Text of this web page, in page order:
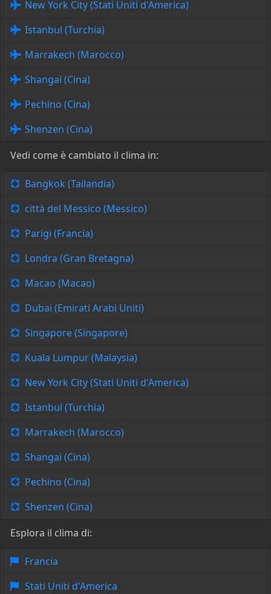
New York City (Stati Uniti d'America)
Istanbul (Turchia)
Marrakech (Marocco)
Shangai (Cina)
Pechino (Cina)
Shenzen (Cina)
Vedi come è cambiato il clima in:
Bangkok (Tailandia)
città del Messico (Messico)
Parigi (Francia)
Londra (Gran Bretagna)
Macao (Macao)
Dubai (Emirati Arabi Uniti)
Singapore (Singapore)
Kuala Lumpur (Malaysia)
New York City (Stati Uniti d'America)
Istanbul (Turchia)
Marrakech (Marocco)
Shangai (Cina)
Pechino (Cina)
Shenzen (Cina)
Esplora il clima di:
Francia
Stati Uniti d'America